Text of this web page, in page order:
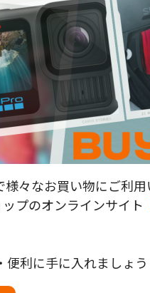
々なお買い物にご利
プのオンラインサイト
利に手に入れましょう